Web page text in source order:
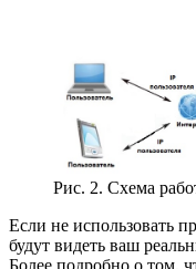
Рис. 2. Схема
Если не использовать
будут видеть ваш
Более подробно о том,